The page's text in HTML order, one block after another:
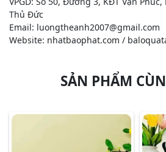
Thủ Đức
Email: luongtheanh2007@gmail.com
Website: nhatbaophat.com /
SẢN PHẨM